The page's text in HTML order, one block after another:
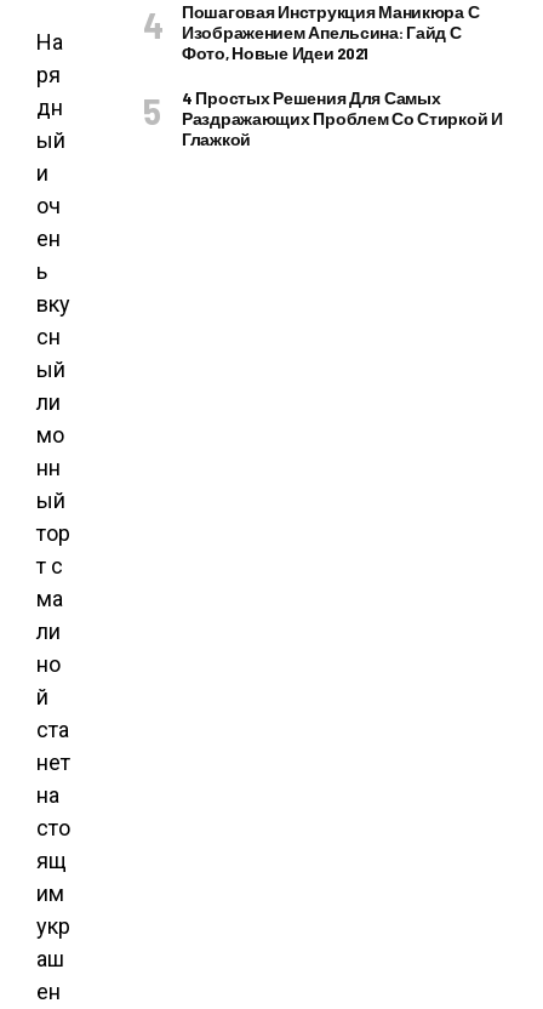
На
ря
дн
ый
и
оч
ен
ь
вку
сн
ый
ли
мо
нн
ый
тор
т с
ма
ли
но
й
ста
нет
на
сто
ящ
им
укр
аш
ен
Пошаговая Инструкция Маникюра С
Изображением Апельсина: Гайд С
Фото, Новые Идеи 2021
4 Простых Решения Для Самых
Раздражающих Проблем Со Стиркой И
Глажкой